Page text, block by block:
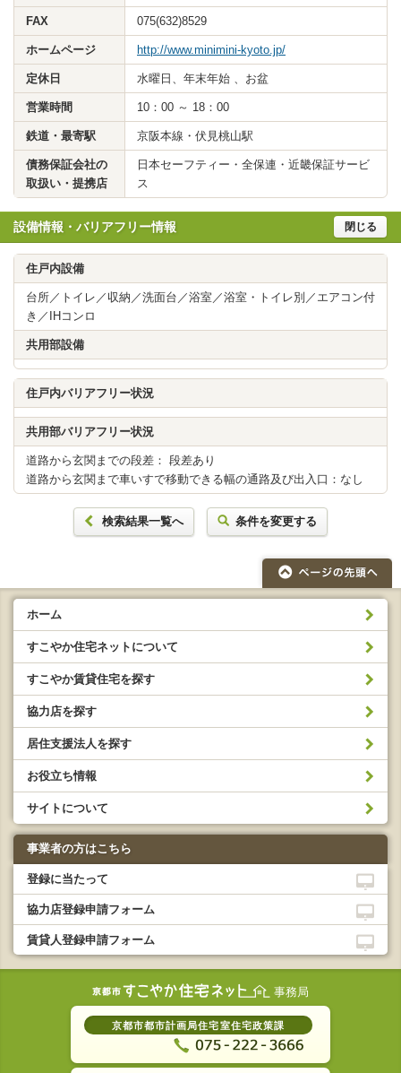
FAX 075(632)8529
ホームページ http://www.minimini-kyoto.jp/
定休日 水曜日、年末年始 、お盆
営業時間 10：00 ～ 18：00
鉄道・最寄駅 京阪本線・伏見桃山駅
債務保証会社の
取扱い・提携店
日本セーフティー・全保連・近畿保証サービ
ス
設備情報・バリアフリー情報 閉じる
住戸内設備
台所／トイレ／収納／洗面台／浴室／浴室・トイレ別／エアコン付
き／IHコンロ
共用部設備
住戸内バリアフリー状況
共用部バリアフリー状況
道路から玄関までの段差： 段差あり
道路から玄関まで車いすで移動できる幅の通路及び出入口：なし
検索結果一覧へ 条件を変更する
ホーム
すこやか住宅ネットについて
すこやか賃貸住宅を探す
協力店を探す
居住支援法人を探す
お役立ち情報
サイトについて
事業者の方はこちら
登録に当たって
協力店登録申請フォーム
賃貸人登録申請フォーム
事務局
京都市都市計画局住宅室住宅政策課